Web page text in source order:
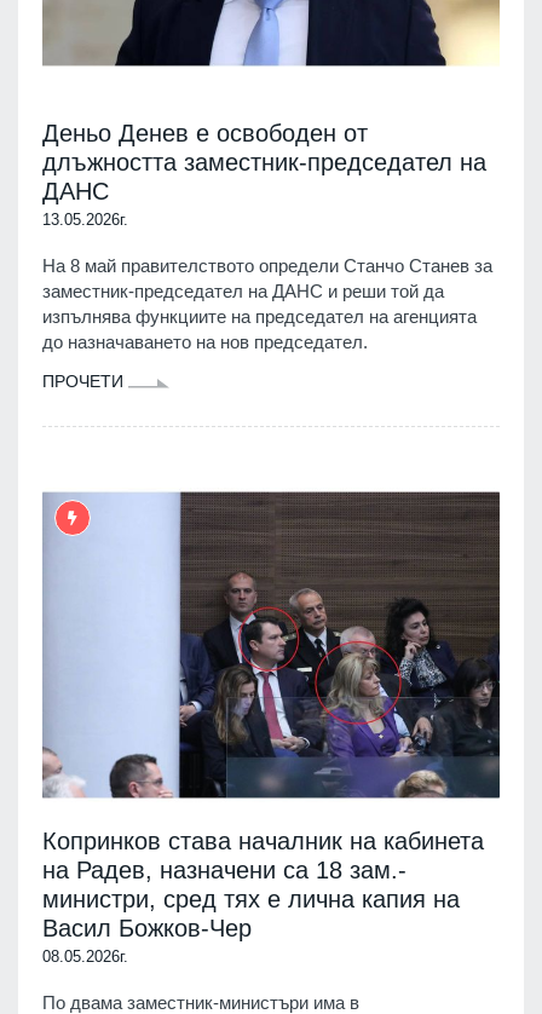
Деньо Денев е освободен от
длъжността заместник-председател на
ДАНС
13.05.2026г.
На 8 май правителството определи Станчо Станев за
заместник-председател на ДАНС и реши той да
изпълнява функциите на председател на агенцията
до назначаването на нов председател.
ПРОЧЕТИ
Копринков става началник на кабинета
на Радев, назначени са 18 зам.-
министри, сред тях е лична капия на
Васил Божков-Чер
08.05.2026г.
По двама заместник-министъри има в